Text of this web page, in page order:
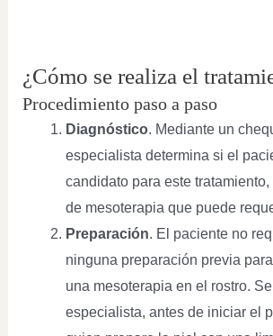
¿Cómo se realiza el
Procedimiento paso a paso
Diagnóstico. Mediante un
especialista determina si el
candidato para este
de mesoterapia que puede
Preparación. El paciente no
ninguna preparación previa
una mesoterapia en el rostro.
especialista, antes de iniciar el